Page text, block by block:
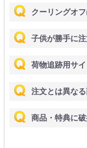
クーリングオ
子供が勝手に
荷物追跡用サ
注文とは異な
商品・特典に